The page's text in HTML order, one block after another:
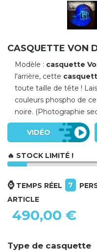
CASQUETTE VON
Modèle : casquette
l'arrière, cette
toute taille de tête !
couleurs phospho de
noire. (Photographie
VIDÉO
🔥 STOCK LIMITÉ !
⌚TEMPS RÉEL 7
ARTICLE
490,00 €
Type de casquette